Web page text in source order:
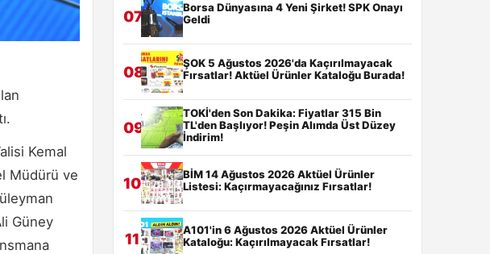
Kemal
Müdürü ve
Güney
07
Borsa Dünyasına 4 Yeni Şirket! SPK Onayı
Geldi
08
ŞOK 5 Ağustos 2026'da Kaçırılmayacak
Fırsatlar! Aktüel Ürünler Kataloğu Burada!
09
TOKİ'den Son Dakika: Fiyatlar 315 Bin
TL'den Başlıyor! Peşin Alımda Üst Düzey
İndirim!
10
BİM 14 Ağustos 2026 Aktüel Ürünler
Listesi: Kaçırmayacağınız Fırsatlar!
11
A101'in 6 Ağustos 2026 Aktüel Ürünler
Kataloğu: Kaçırılmayacak Fırsatlar!